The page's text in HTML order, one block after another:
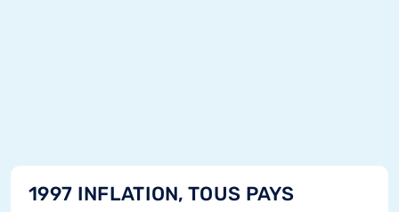
1997 INFLATION, TOUS PAYS